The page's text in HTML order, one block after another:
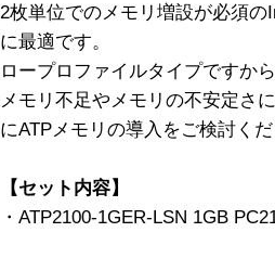
2枚単位でのメモリ増設が必須
に最適です。
ロープロファイルタイプですか
メモリ不足やメモリの不安定さ
にATPメモリの導入をご検討く
【セット内容】
・ATP2100-1GER-LSN 1GB